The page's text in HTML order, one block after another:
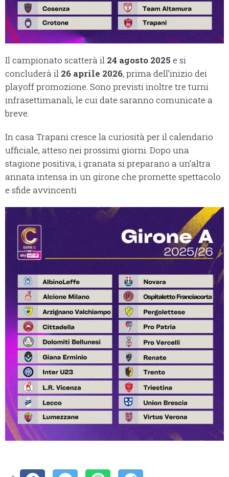
Il campionato scatterà il 24 agosto 2025 e si
concluderà il 26 aprile 2026, prima dell’inizio dei
playoff promozione. Sono previsti inoltre tre turni
infrasettimanali, le cui date saranno comunicate a
breve.
In casa Trapani cresce la curiosità per il calendario
ufficiale, atteso nei prossimi giorni. Dopo una
stagione positiva, i granata si preparano a un’altra
annata intensa in un girone che promette spettacolo
e sfide avvincenti